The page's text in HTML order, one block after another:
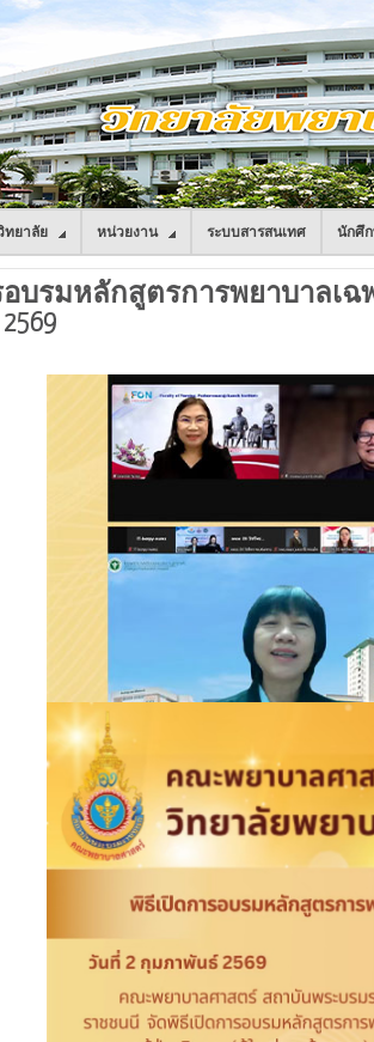
ทยาลัย หน่วยงาน ระบบสารสนเทศ นักศึ
บรมหลักสูตรการพยาบาลเฉ